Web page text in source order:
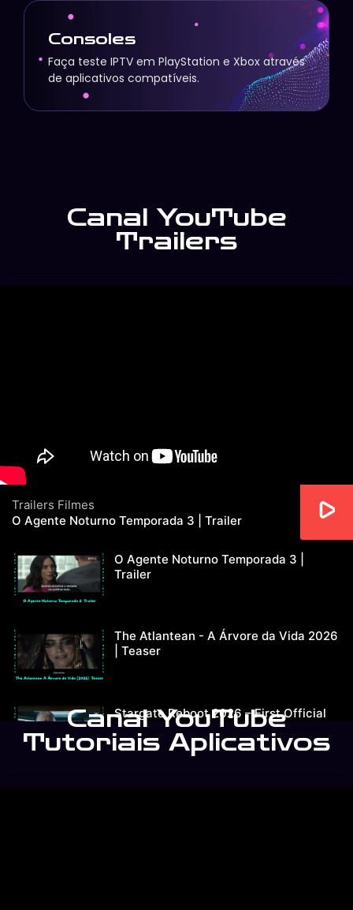
Consoles
Faça teste IPTV em PlayStation e Xbox através
de aplicativos compatíveis.
Canal YouTube
Trailers
Trailers Filmes
O Agente Noturno Temporada 3 | Trailer
O Agente Noturno Temporada 3 |
Trailer
The Atlantean - A Árvore da Vida 2026
| Teaser
Stargate Reboot 2026 – First Official
Trailer
Canal YouTube
Tutoriais Aplicativos